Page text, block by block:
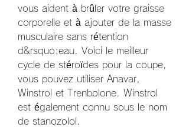
vous aident à brûler votre graisse
corporelle et à ajouter de la masse
musculaire sans rétention
d&rsquo;eau. Voici le meilleur
cycle de stéroïdes pour la coupe,
vous pouvez utiliser Anavar,
Winstrol et Trenbolone. Winstrol
est également connu sous le nom
de stanozolol.